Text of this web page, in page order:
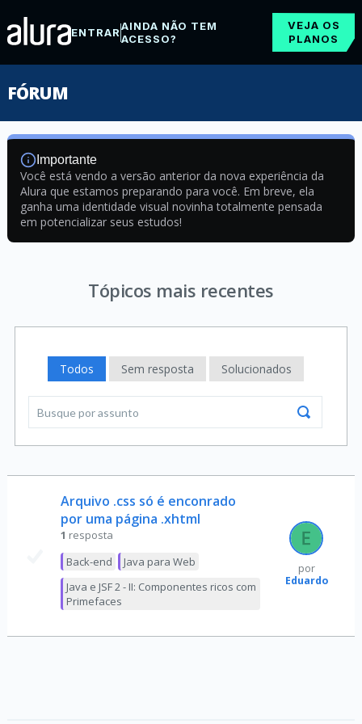
ENTRARAINDA NÃO TEM
ACESSO?
VEJA OS
PLANOS
FÓRUM
Importante
Você está vendo a versão anterior da nova experiência da
Alura que estamos preparando para você. Em breve, ela
ganha uma identidade visual novinha totalmente pensada
em potencializar seus estudos!
Tópicos mais recentes
Todos Sem resposta Solucionados
Arquivo .css só é enconrado
por uma página .xhtml
1 resposta
Back-end
Java para Web
Java e JSF 2 - II: Componentes ricos com
Primefaces
por
Eduardo